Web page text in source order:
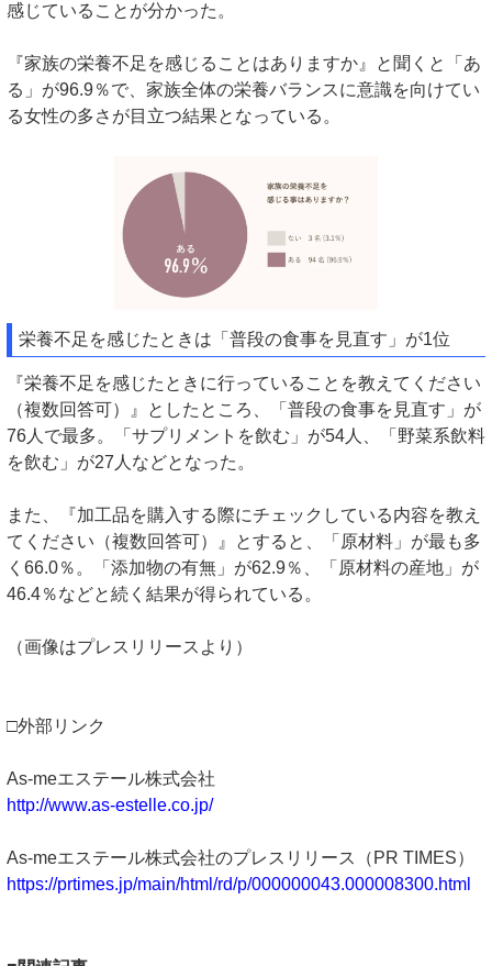
感じていることが分かった。
『家族の栄養不足を感じることはありますか』と聞くと「あ
る」が96.9％で、家族全体の栄養バランスに意識を向けてい
る女性の多さが目立つ結果となっている。
栄養不足を感じたときは「普段の食事を見直す」が1位
『栄養不足を感じたときに行っていることを教えてください
（複数回答可）』としたところ、「普段の食事を見直す」が
76人で最多。「サプリメントを飲む」が54人、「野菜系飲料
を飲む」が27人などとなった。
また、『加工品を購入する際にチェックしている内容を教え
てください（複数回答可）』とすると、「原材料」が最も多
く66.0％。「添加物の有無」が62.9％、「原材料の産地」が
46.4％などと続く結果が得られている。
（画像はプレスリリースより）
□外部リンク
As-meエステール株式会社
http://www.as-estelle.co.jp/
As-meエステール株式会社のプレスリリース（PR TIMES）
https://prtimes.jp/main/html/rd/p/000000043.000008300.html